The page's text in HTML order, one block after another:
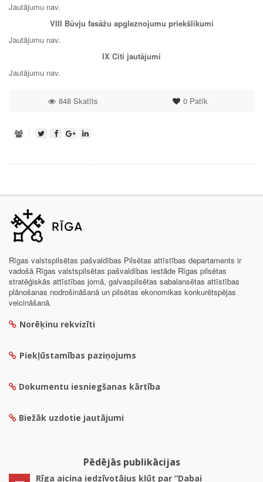
Jautājumu nav.
VIII Būvju fasāžu apgleznojumu priekšlikumi
Jautājumu nav.
IX Citi jautājumi
Jautājumu nav.
0Patīk
848 Skatīts
Rīgas valstspilsētas pašvaldības Pilsētas attīstības departaments ir
vadošā Rīgas valstspilsētas pašvaldības iestāde Rīgas pilsētas
stratēģiskās attīstības jomā, galvaspilsētas sabalansētas attīstības
plānošanas nodrošināšanā un pilsētas ekonomikas konkurētspējas
veicināšanā.
Norēķinu rekvizīti
Piekļūstamības paziņojums
Dokumentu iesniegšanas kārtība
Biežāk uzdotie jautājumi
Pēdējās publikācijas
Rīga aicina iedzīvotājus kļūt par “Dabai